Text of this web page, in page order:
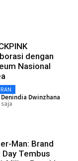
dengan
Nasional
Denindia Dwinzhana
Man: Brand
Day Tembus